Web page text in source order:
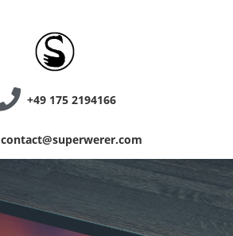
+49 175 2194166
contact@superwerer.com